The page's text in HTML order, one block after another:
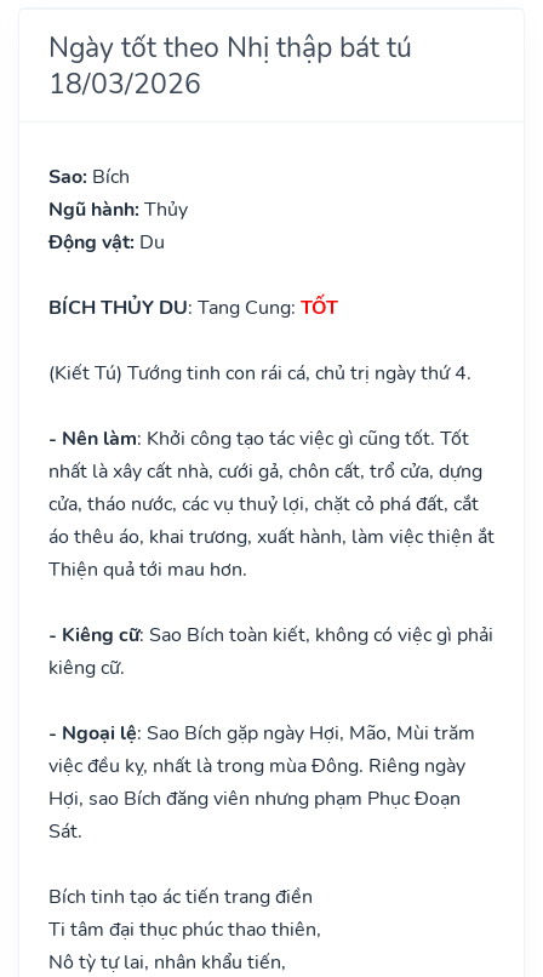
Ngày tốt theo Nhị thập bát tú
18/03/2026
Sao: Bích
Ngũ hành: Thủy
Động vật: Du
BÍCH THỦY DU: Tang Cung: TỐT
(Kiết Tú) Tướng tinh con rái cá, chủ trị ngày thứ 4.
- Nên làm: Khởi công tạo tác việc gì cũng tốt. Tốt
nhất là xây cất nhà, cưới gả, chôn cất, trổ cửa, dựng
cửa, tháo nước, các vụ thuỷ lợi, chặt cỏ phá đất, cắt
áo thêu áo, khai trương, xuất hành, làm việc thiện ắt
Thiện quả tới mau hơn.
- Kiêng cữ: Sao Bích toàn kiết, không có việc gì phải
kiêng cữ.
- Ngoại lệ: Sao Bích gặp ngày Hợi, Mão, Mùi trăm
việc đều kỵ, nhất là trong mùa Đông. Riêng ngày
Hợi, sao Bích đăng viên nhưng phạm Phục Đoạn
Sát.
Bích tinh tạo ác tiến trang điền
Ti tâm đại thục phúc thao thiên,
Nô tỳ tự lai, nhân khẩu tiến,